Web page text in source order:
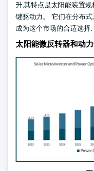
升,其特点是太阳能装置
键驱动力。 它们在分布
成为这个市场的合适选择.
太阳能微反转器和动